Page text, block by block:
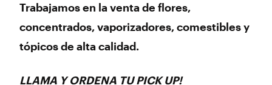
Trabajamos en la venta de flores,
concentrados, vaporizadores, comestibles y
tópicos de alta calidad.
LLAMA Y ORDENA TU PICK UP!